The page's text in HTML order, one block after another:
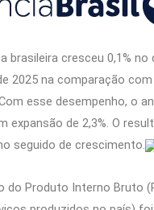
brasileira cresceu 0,1% no
2025 na comparação
esse desempenho, o
expansão de 2,3%. O
seguido de crescimento.
do Produto Interno Bruto